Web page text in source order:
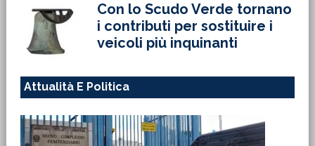
Con lo Scudo Verde tornano
i contributi per sostituire i
veicoli più inquinanti
Attualità E Politica